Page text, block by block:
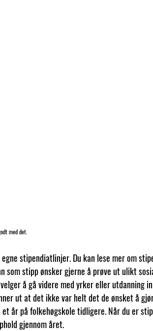
med det.
stipendiatlinjer. Du kan lese mer om
som stipp ønsker gjerne å prøve ut ulikt
å gå videre med yrker eller utdanning
ut at det ikke var helt det de ønsket å
år på folkehøgskole tidligere. Når du er
gjennom året.